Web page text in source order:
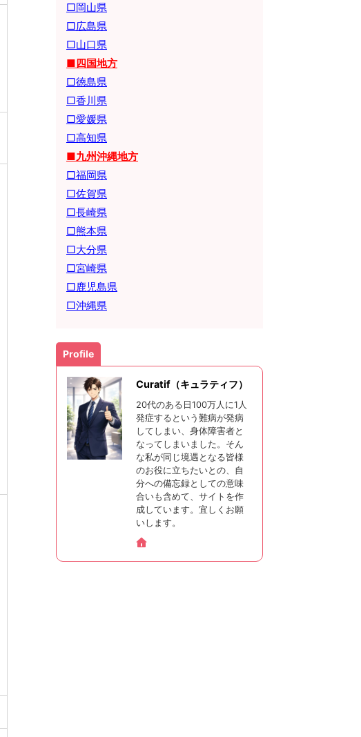
□岡山県
□広島県
□山口県
■四国地方
□徳島県
□香川県
□愛媛県
□高知県
■九州沖縄地方
□福岡県
□佐賀県
□長崎県
□熊本県
□大分県
□宮崎県
□鹿児島県
□沖縄県
Profile
Curatif（キュラティフ）
20代のある日100万人に1人
発症するという難病が発病
してしまい、身体障害者と
なってしまいました。そん
な私が同じ境遇となる皆様
のお役に立ちたいとの、自
分への備忘録としての意味
合いも含めて、サイトを作
成しています。宜しくお願
いします。